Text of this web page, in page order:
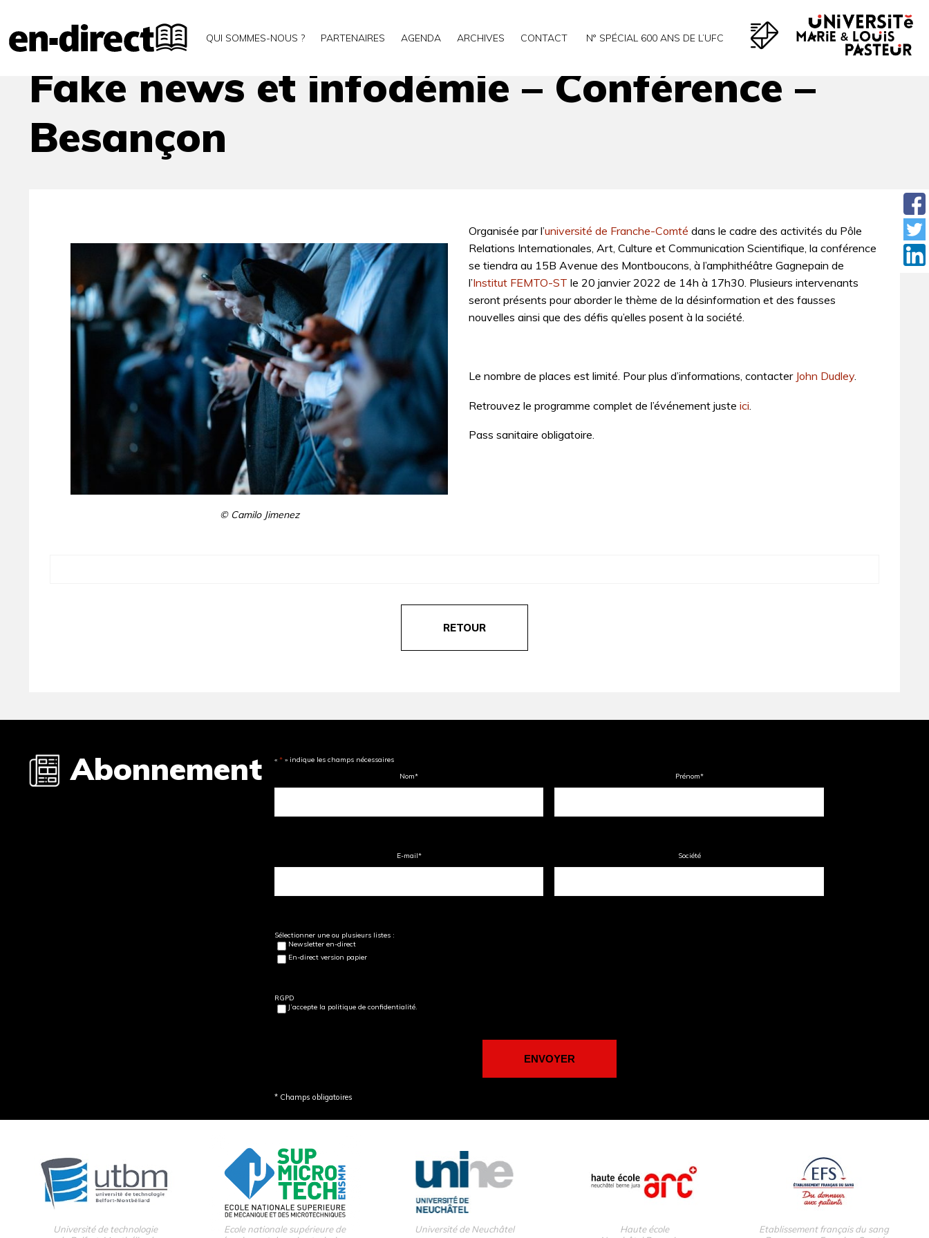
QUI SOMMES-NOUS ? PARTENAIRES AGENDA ARCHIVES CONTACT N° SPÉCIAL 600 ANS DE L’UFC
Agenda Fake news et infodémie – Conférence – Besançon
Fake news et infodémie – Conférence –
Besançon
© Camilo Jimenez
Organisée par l’université de Franche-Comté dans le cadre des activités du Pôle
Relations Internationales, Art, Culture et Communication Scientifique, la conférence
se tiendra au 15B Avenue des Montboucons, à l’amphithéâtre Gagnepain de
l’Institut FEMTO-ST le 20 janvier 2022 de 14h à 17h30. Plusieurs intervenants
seront présents pour aborder le thème de la désinformation et des fausses
nouvelles ainsi que des défis qu’elles posent à la société.
Le nombre de places est limité. Pour plus d’informations, contacter John Dudley.
Retrouvez le programme complet de l’événement juste ici
Pass sanitaire obligatoire.
RETOUR
Abonnement « * » indique les champs nécessaires
Nom* Prénom*
E-mail* Société
Sélectionner une ou plusieurs listes :
Newsletter en-direct
En-direct version papier
RGPD
J’accepte la politique de confidentialité.
* Champs obligatoires
Université de technologie
Ecole nationale supérieure de
Université de Neuchâtel
Haute école
Etablissement français du sang